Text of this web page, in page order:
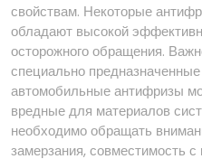
свойствам. Некоторые
обладают высокой
осторожного обращения.
специально
автомобильные антифризы
вредные для материалов
необходимо обращать
замерзания, совместимость